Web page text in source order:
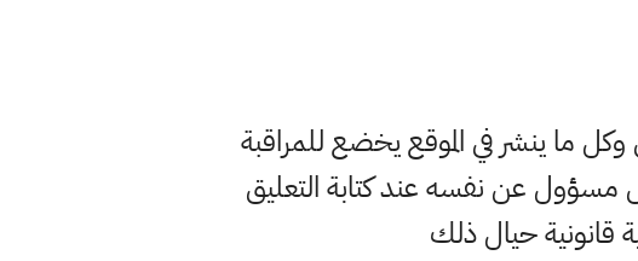
ما ينشر في الموقع يخضع للمراقبة
عن نفسه عند كتابة التعليق
حيال ذلك